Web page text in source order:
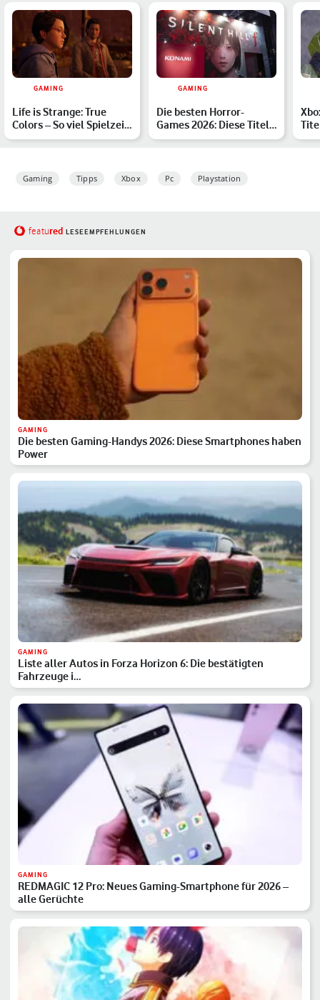
GAMING
Life is Strange: True
Colors – So viel Spielzeit
und Umfang erwar…
GAMING
Die besten Horror-
Games 2026: Diese Titel
musst Du kennen
Gaming Tipps Xbox Pc Playstation
featured LESEEMPFEHLUNGEN
GAMING
Die besten Gaming-Handys 2026: Diese Smartphones haben
Power
GAMING
Liste aller Autos in Forza Horizon 6: Die bestätigten
Fahrzeuge i…
GAMING
REDMAGIC 12 Pro: Neues Gaming-Smartphone für 2026 –
alle Gerüchte